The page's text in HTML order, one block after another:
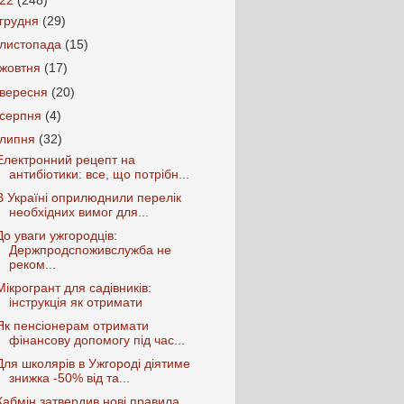
грудня (29)
листопада (15)
жовтня (17)
вересня (20)
серпня (4)
липня (32)
рецепт на
антибіотики: все, що потрібн...
Україні оприлюднили перелік
необхідних вимог для...
уваги ужгородців:
Держпродспоживслужба не
реком...
для садівників:
інструкція як отримати
пенсіонерам отримати
фінансову допомогу під час...
школярів в Ужгороді діятиме
знижка -50% від та...